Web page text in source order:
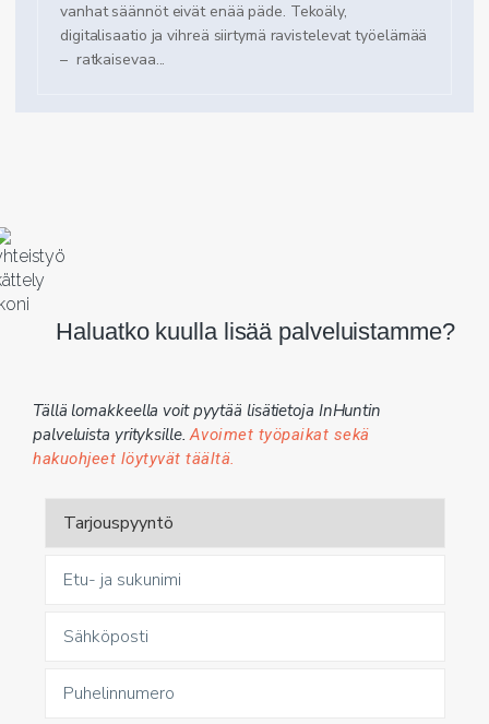
vanhat säännöt eivät enää päde. Tekoäly,
digitalisaatio ja vihreä siirtymä ravistelevat työelämää
– ratkaisevaa...
Haluatko kuulla lisää palveluistamme?
Tällä lomakkeella voit pyytää lisätietoja InHuntin
palveluista yrityksille.Avoimet työpaikat sekä
hakuohjeet löytyvät täältä.